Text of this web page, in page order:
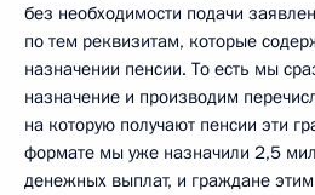
без необходимости подачи
по тем реквизитам, которые
назначении пенсии. То есть мы
назначение и производим
на которую получают пенсии эти
формате мы уже назначили 2,5
денежных выплат, и граждане